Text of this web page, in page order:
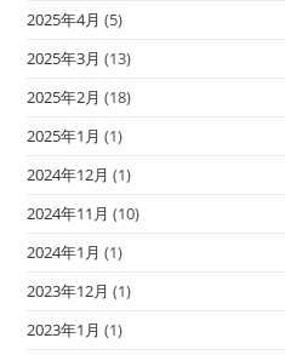
2025年4月 (5)
2025年3月 (13)
2025年2月 (18)
2025年1月 (1)
2024年12月 (1)
2024年11月 (10)
2024年1月 (1)
2023年12月 (1)
2023年1月 (1)